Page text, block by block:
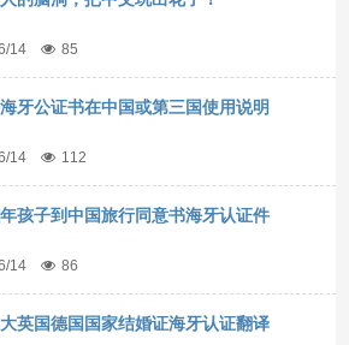
14 85
牙公证书在中国或第三国使用说明
14 112
孩子到中国旅行同意书海牙认证件
14 86
英国德国国家结婚证海牙认证翻译